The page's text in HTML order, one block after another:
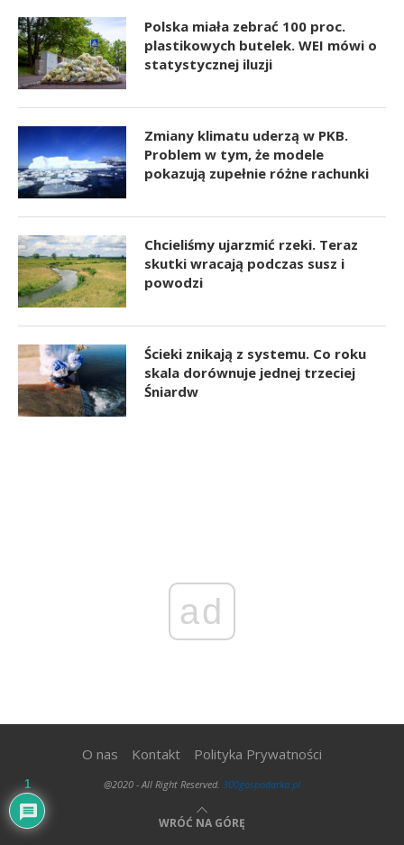
Polska miała zebrać 100 proc.
plastikowych butelek. WEI mówi o
statystycznej iluzji
Zmiany klimatu uderzą w PKB.
Problem w tym, że modele
pokazują zupełnie różne rachunki
Chcieliśmy ujarzmić rzeki. Teraz
skutki wracają podczas susz i
powodzi
Ścieki znikają z systemu. Co roku
skala dorównuje jednej trzeciej
Śniardw
ad
O nas Kontakt Polityka Prywatności
@2020 - All Right Reserved. 300gospodarka.pl
WRÓĆ NA GÓRĘ
1